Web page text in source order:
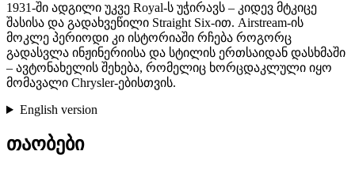
1931-ში ადგილი უკვე Royal-ს უჭირავს – კიდევ მტკიცე
შასისა და გადახვეწილი Straight Six-ით. Airstream-ის
მოკლე პერიოდი კი ისტორიაში რჩება როგორც
გადასვლა ინჟინერიისა და სტილის ერთსაიდან დასხმაში
– ავტონახელის შეხება, რომელიც ხორცდაკლული იყო
მომავალი Chrysler-ებისთვის.
English version
თაობები